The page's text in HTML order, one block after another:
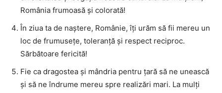
România frumoasă și colorată!
În ziua ta de naștere, Românie, îți urăm să fii mereu un
loc de frumusețe, toleranță și respect reciproc.
Sărbătoare fericită!
Fie ca dragostea și mândria pentru țară să ne unească
și să ne îndrume mereu spre realizări mari. La mulți